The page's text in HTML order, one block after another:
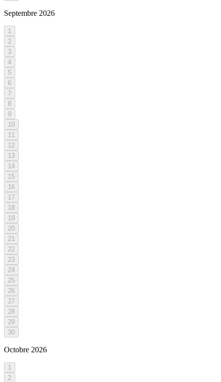
Septembre 2026
1
2
3
4
5
6
7
8
9
10
11
12
13
14
15
16
17
18
19
20
21
22
23
24
25
26
27
28
29
30
Octobre 2026
1
2